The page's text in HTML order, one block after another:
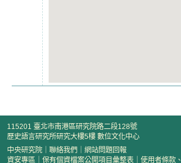
115201 臺北市南港區研究院路二段128號
歷史語言研究所研究大樓5樓 數位文化中心
中央研究院
聯絡我們
網站問題回報
資安專區
保有個資檔案公開項目彙整表 使用者條款、